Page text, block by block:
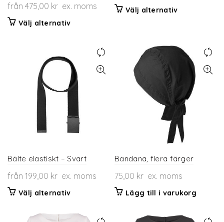
från 475,00 kr ex. moms
Välj alternativDen
flera
varianter.
De
olika
alternativen
kan
väljas
produktsidan
Välj alternativDen
flera
varianter.
olika
alternativen
kan
på
produktsidan
Bälte elastiskt – Svart
från 199,00 kr ex. moms
Välj alternativDen
produkten
Bandana, flera färger
75,00 kr ex. moms
Lägg till i varukorg